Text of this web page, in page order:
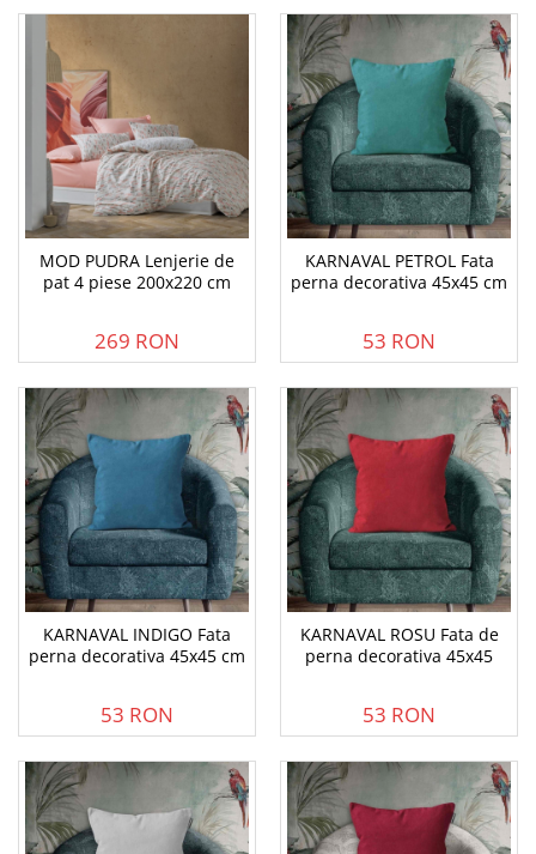
MOD PUDRA Lenjerie de
pat 4 piese 200x220 cm
269 RON
KARNAVAL PETROL Fata
perna decorativa 45x45 cm
53 RON
KARNAVAL INDIGO Fata
perna decorativa 45x45 cm
53 RON
KARNAVAL ROSU Fata de
perna decorativa 45x45
53 RON